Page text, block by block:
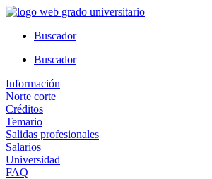
Ir
contenidoBuscador
Buscador
Información
Norte corte
Créditos
Temario
Salidas profesionales
Salarios
Universidad
FAQ